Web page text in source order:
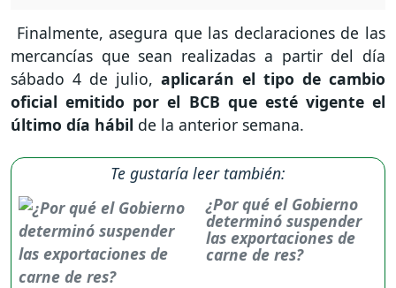
Finalmente, asegura que las declaraciones de las
mercancías que sean realizadas a partir del día
sábado 4 de julio, aplicarán el tipo de cambio
oficial emitido por el BCB que esté vigente el
último día hábil de la anterior semana.
Te gustaría leer también:
¿Por qué el Gobierno
determinó suspender
las exportaciones de
carne de res?